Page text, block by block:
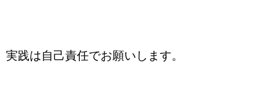
実践は自己責任でお願いします。